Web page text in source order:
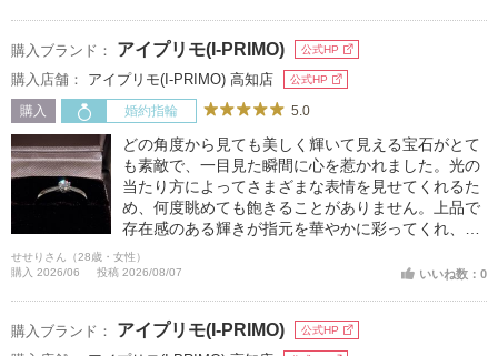
購入ブランド： アイプリモ(I-PRIMO) 公式HP
購入店舗： アイプリモ(I-PRIMO) 高知店 公式HP
購入 婚約指輪 5.0
どの角度から見ても美しく輝いて見える宝石がとて
も素敵で、一目見た瞬間に心を惹かれました。光の
当たり方によってさまざまな表情を見せてくれるた
め、何度眺めても飽きることがありません。上品で
存在感のある輝きが指元を華やかに彩ってくれ、大
切な指輪として長く愛用したいと思える仕上がりで
す。
せせりさん（28歳・女性）
購入 2026/06
投稿 2026/08/07 いいね数：0
購入ブランド： アイプリモ(I-PRIMO) 公式HP